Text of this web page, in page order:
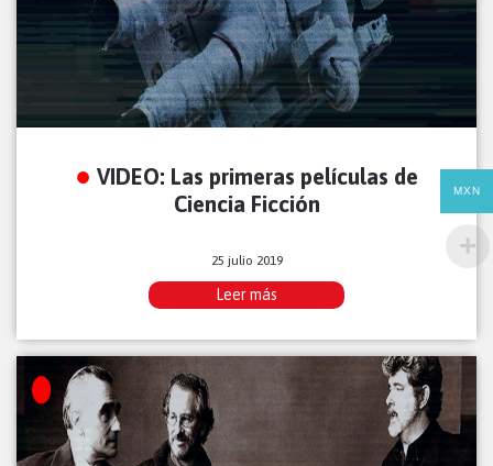
VIDEO: Las primeras películas de
Ciencia Ficción
25 julio 2019
Leer más
MXN